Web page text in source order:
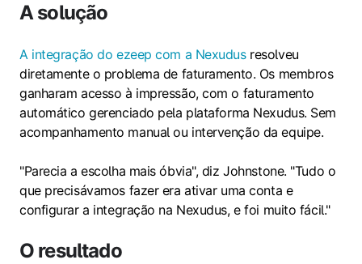
A solução
A integração do ezeep com a Nexudusresolveu
diretamente o problema de faturamento. Os membros
ganharam acesso à impressão, com o faturamento
automático gerenciado pela plataforma Nexudus. Sem
acompanhamento manual ou intervenção da equipe.
"Parecia a escolha mais óbvia", diz Johnstone. "Tudo o
que precisávamos fazer era ativar uma conta e
configurar a integração na Nexudus, e foi muito fácil."
O resultado